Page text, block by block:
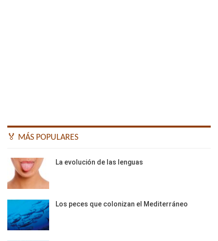
🏅 MÁS POPULARES
La evolución de las lenguas
Los peces que colonizan el Mediterráneo